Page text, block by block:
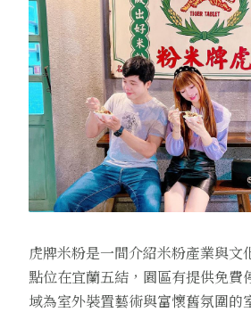
虎牌米粉是一間介紹米粉產業與文
點位在宜蘭五結，園區有提供免費
域為室外裝置藝術與富懷舊氛圍的